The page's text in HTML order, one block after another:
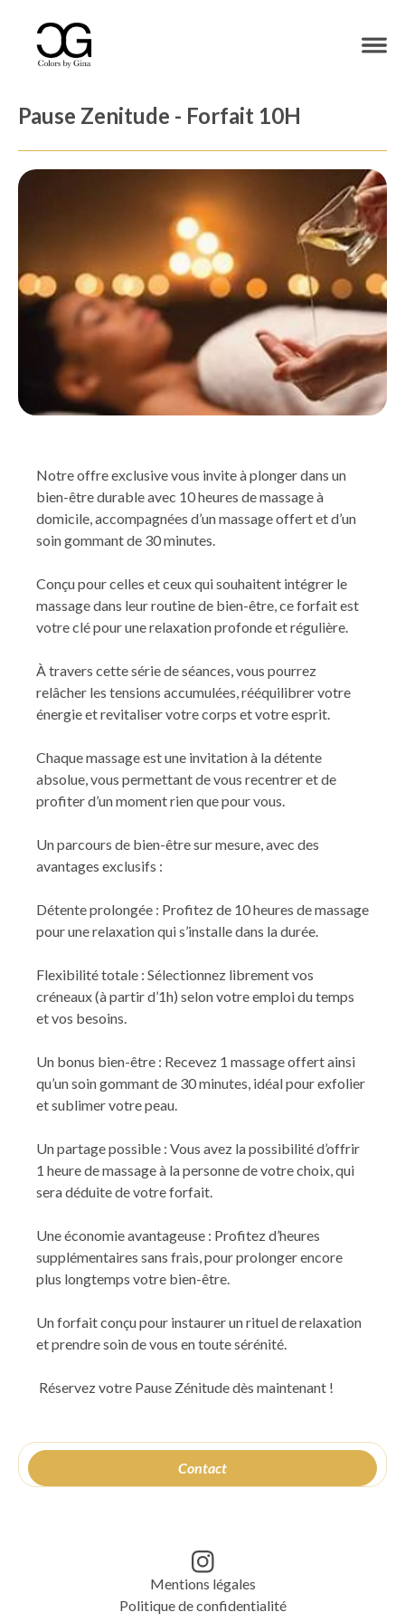
Pause Zenitude - Forfait 10H
Contact
Notre offre exclusive vous invite à plonger dans un
bien-être durable avec 10 heures de massage à
domicile, accompagnées d’un massage offert et d’un
soin gommant de 30 minutes.
Conçu pour celles et ceux qui souhaitent intégrer le
massage dans leur routine de bien-être, ce forfait est
votre clé pour une relaxation profonde et régulière.
À travers cette série de séances, vous pourrez
relâcher les tensions accumulées, rééquilibrer votre
énergie et revitaliser votre corps et votre esprit.
Chaque massage est une invitation à la détente
absolue, vous permettant de vous recentrer et de
profiter d’un moment rien que pour vous.
Un parcours de bien-être sur mesure, avec des
avantages exclusifs :
Détente prolongée : Profitez de 10 heures de massage
pour une relaxation qui s’installe dans la durée.
Flexibilité totale : Sélectionnez librement vos
créneaux (à partir d’1h) selon votre emploi du temps
et vos besoins.
Un bonus bien-être : Recevez 1 massage offert ainsi
qu’un soin gommant de 30 minutes, idéal pour exfolier
et sublimer votre peau.
Un partage possible : Vous avez la possibilité d’offrir
1 heure de massage à la personne de votre choix, qui
sera déduite de votre forfait.
Une économie avantageuse : Profitez d’heures
supplémentaires sans frais, pour prolonger encore
plus longtemps votre bien-être.
Un forfait conçu pour instaurer un rituel de relaxation
et prendre soin de vous en toute sérénité.
Réservez votre Pause Zénitude dès maintenant !
Mentions légales
Politique de confidentialité